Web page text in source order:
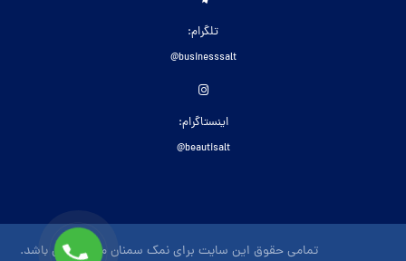
تلگرام:
businesssalt@
اینستاگرام:
beautisalt@
تمامی حقوق این سایت برای نمک سمنان محفوظ می باشد.